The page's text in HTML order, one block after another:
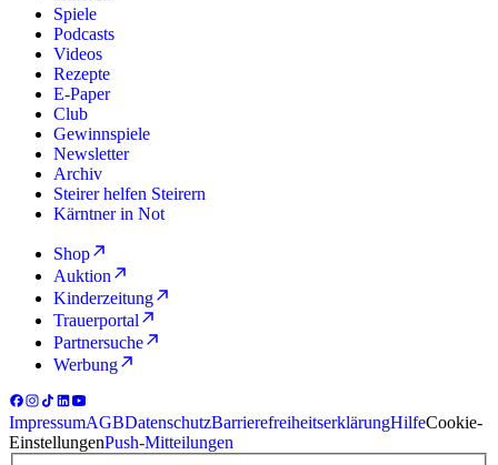
Spiele
Podcasts
Videos
Rezepte
E-Paper
Club
Gewinnspiele
Newsletter
Archiv
Steirer helfen Steirern
Kärntner in Not
Shop
Auktion
Kinderzeitung
Trauerportal
Partnersuche
Werbung
ImpressumAGBDatenschutzBarrierefreiheitserklärungHilfeCookie-
EinstellungenPush-Mitteilungen